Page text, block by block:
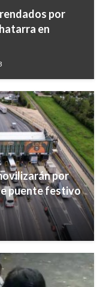
por
en
por
puente festivo